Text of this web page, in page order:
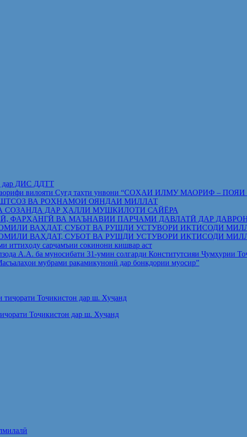
дар ДИС ДДТТ
маорифи вилояти Суғд таҳти унвони “СОҲАИ ИЛМУ МАОРИФ
ВА РОҲНАМОИ ОЯНДАИ МИЛЛАТ
ДАР ҲАЛЛИ МУШКИЛОТИ САЙЁРА
ФАРҲАНГӢ ВА МАЪНАВИИ ПАРЧАМИ ДАВЛАТӢ ДАР
ВАҲДАТ, СУБОТ ВА РУШДИ УСТУВОРИ ИҚТИСОДИ
ВАҲДАТ, СУБОТ ВА РУШДИ УСТУВОРИ ИҚТИСОДИ
иттиҳоду сарҷамъии сокинони кишвар аст
А.А. ба муносибати 31-умин солгарди Конститутсияи Ҷумҳурии
мубрами рақамикунонӣ дар бонкдории муосир”
Тоҷикистон дар ш. Хуҷанд